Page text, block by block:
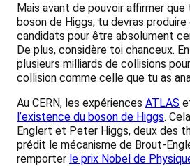
Mais avant de pouvoir affirmer
boson de Higgs, tu devras produire
candidats pour être absolument
De plus, considère toi chanceux.
plusieurs milliards de collisions
collision comme celle que tu as
Au CERN, les expériences ATLAS
l’existence du boson de Higgs.
Englert et Peter Higgs, deux des
prédit le mécanisme de Brout-
remporter le prix Nobel de